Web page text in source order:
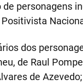
personagens
dos
de Raul
de